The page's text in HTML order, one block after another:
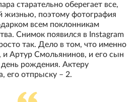
старательно оберегает все,
жизнью, поэтому фотография
всем поклонникам
Снимок появился в Instagram
так. Дело в том, что именно
и Артур Смольянинов, и его сын
рождения. Актеру
его отпрыску – 2.